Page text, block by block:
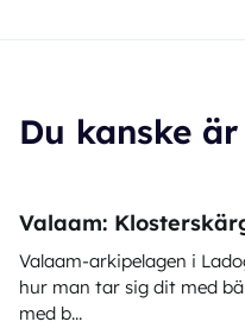
Du kanske
Valaam:
Valaam-arkipelagen i
hur man tar sig dit med
med b...